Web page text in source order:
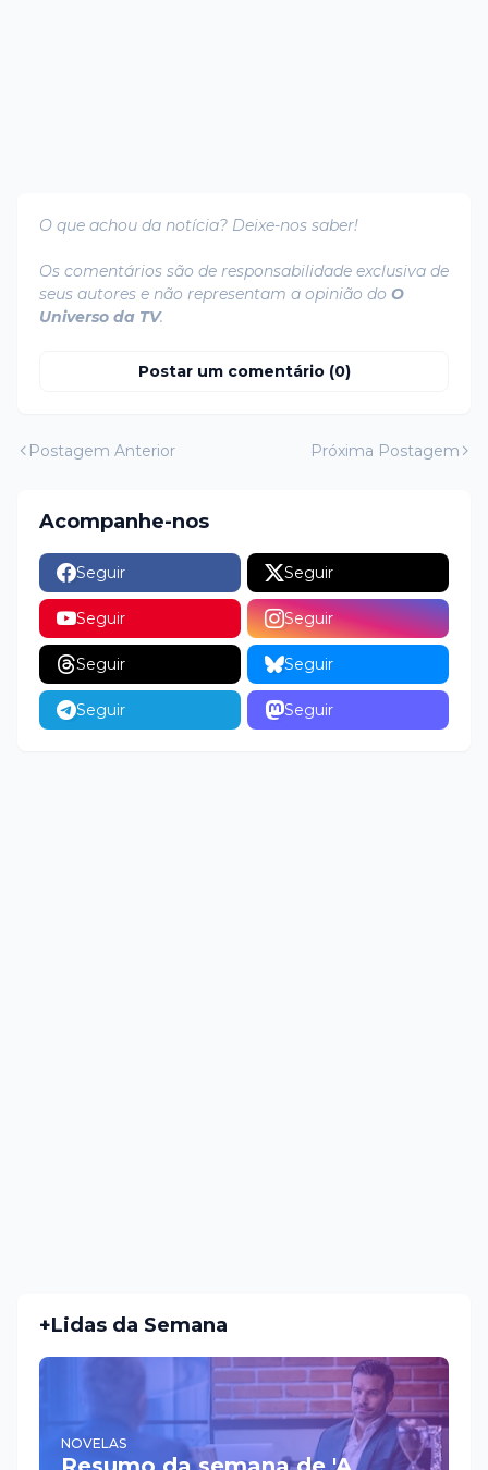
O que achou da notícia? Deixe-nos saber!
Os comentários são de responsabilidade exclusiva de
seus autores e não representam a opinião do O
Universo da TV.
Postar um comentário (0)
Postagem Anterior Próxima Postagem
Acompanhe-nos
Seguir Seguir
Seguir Seguir
Seguir Seguir
Seguir Seguir
+Lidas da Semana
NOVELAS